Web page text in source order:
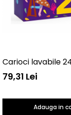
Carioci lavabile
79,31 Lei
Adauga in